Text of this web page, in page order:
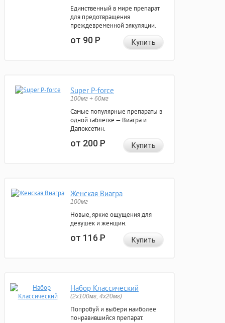
Единственный в мире препарат
для предотвращения
преждевременной эякуляции.
от 90Р Купить
Super P-force
100мг + 60мг
Самые популярные препараты в
одной таблетке — Виагра и
Дапоксетин.
от 200Р Купить
Женская Виагра
100мг
Новые, яркие ощущения для
девушек и женщин.
от 116Р Купить
Набор Классический
(2x100мг, 4x20мг)
Попробуй и выбери наиболее
понравившийся препарат.